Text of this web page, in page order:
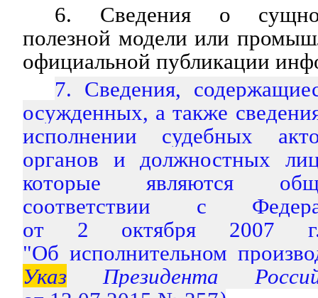
6. Сведения о
полезной модели или
официальной публикации
7. Сведения,
осужденных, а также
исполнении судебных
органов и должностных
которые являются
соответствии с
от 2 октября
"Об исполнительном
Указ Президента